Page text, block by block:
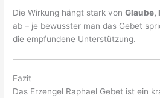
Die Wirkung hängt stark vonGlaube,
ab – je bewusster man das Gebet
die empfundene Unterstützung.
Fazit
Das Erzengel Raphael Gebet ist ein